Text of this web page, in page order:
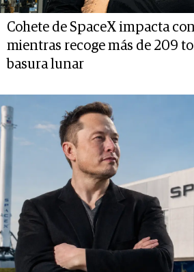
Cohete de SpaceX impacta
mientras recoge más de 209
basura lunar